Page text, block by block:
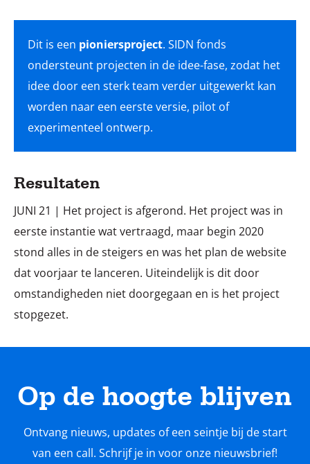
Dit is een pioniersproject. SIDN fonds
ondersteunt projecten in de idee-fase, zodat het
idee door een sterk team verder uitgewerkt kan
worden naar een eerste versie, pilot of
experimenteel ontwerp.
Resultaten
JUNI 21 | Het project is afgerond. Het project was in
eerste instantie wat vertraagd, maar begin 2020
stond alles in de steigers en was het plan de website
dat voorjaar te lanceren. Uiteindelijk is dit door
omstandigheden niet doorgegaan en is het project
stopgezet.
Op de hoogte blijven
Ontvang nieuws, updates of een seintje bij de start
van een call. Schrijf je in voor onze nieuwsbrief!